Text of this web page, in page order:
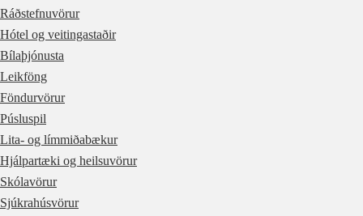
Ráðstefnuvörur
Hótel og veitingastaðir
Bílaþjónusta
Leikföng
Föndurvörur
Púsluspil
Lita- og límmiðabækur
Hjálpartæki og heilsuvörur
Skólavörur
Sjúkrahúsvörur